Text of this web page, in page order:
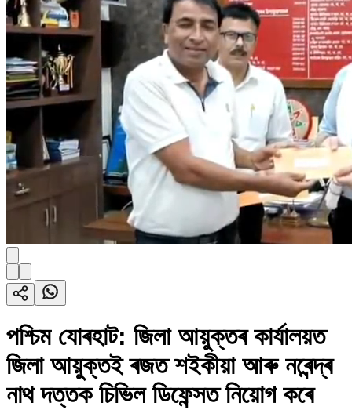
পশ্চিম যোৰহাট: জিলা আয়ুক্তৰ কাৰ্যালয়ত
জিলা আয়ুক্তই ৰজত শইকীয়া আৰু নৰেন্দ্ৰ
নাথ দত্তক চিভিল ডিফেন্সত নিয়োগ কৰে